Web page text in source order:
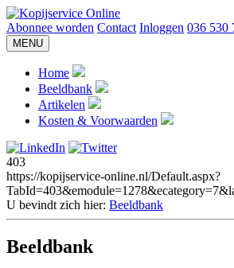
Abonnee worden Contact Inloggen 036 530
MENU
Home
Beeldbank
Artikelen
Kosten & Voorwaarden
403
https://kopijservice-online.nl/Default.aspx?
U bevindt zich hier: Beeldbank
Beeldbank